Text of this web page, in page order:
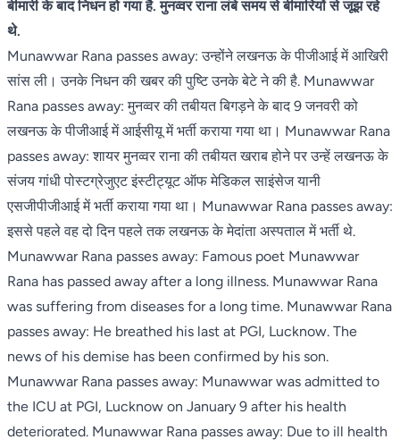
बीमारी के बाद निधन हो गया है. मुनव्वर राना लंबे समय से बीमारियों से जूझ रहे
थे.
Munawwar Rana passes away: उन्होंने लखनऊ के पीजीआई में आखिरी
सांस ली। उनके निधन की खबर की पुष्टि उनके बेटे ने की है. Munawwar
Rana passes away: मुनव्वर की तबीयत बिगड़ने के बाद 9 जनवरी को
लखनऊ के पीजीआई में आईसीयू में भर्ती कराया गया था। Munawwar Rana
passes away: शायर मुनव्वर राना की तबीयत खराब होने पर उन्हें लखनऊ के
संजय गांधी पोस्टग्रेजुएट इंस्टीट्यूट ऑफ मेडिकल साइंसेज यानी
एसजीपीजीआई में भर्ती कराया गया था। Munawwar Rana passes away:
इससे पहले वह दो दिन पहले तक लखनऊ के मेदांता अस्पताल में भर्ती थे.
Munawwar Rana passes away: Famous poet Munawwar
Rana has passed away after a long illness. Munawwar Rana
was suffering from diseases for a long time. Munawwar Rana
passes away: He breathed his last at PGI, Lucknow. The
news of his demise has been confirmed by his son.
Munawwar Rana passes away: Munawwar was admitted to
the ICU at PGI, Lucknow on January 9 after his health
deteriorated. Munawwar Rana passes away: Due to ill health